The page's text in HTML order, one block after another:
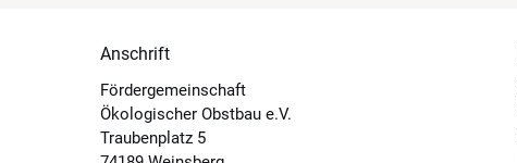
Anschrift
Fördergemeinschaft
Ökologischer Obstbau e.V.
Traubenplatz 5